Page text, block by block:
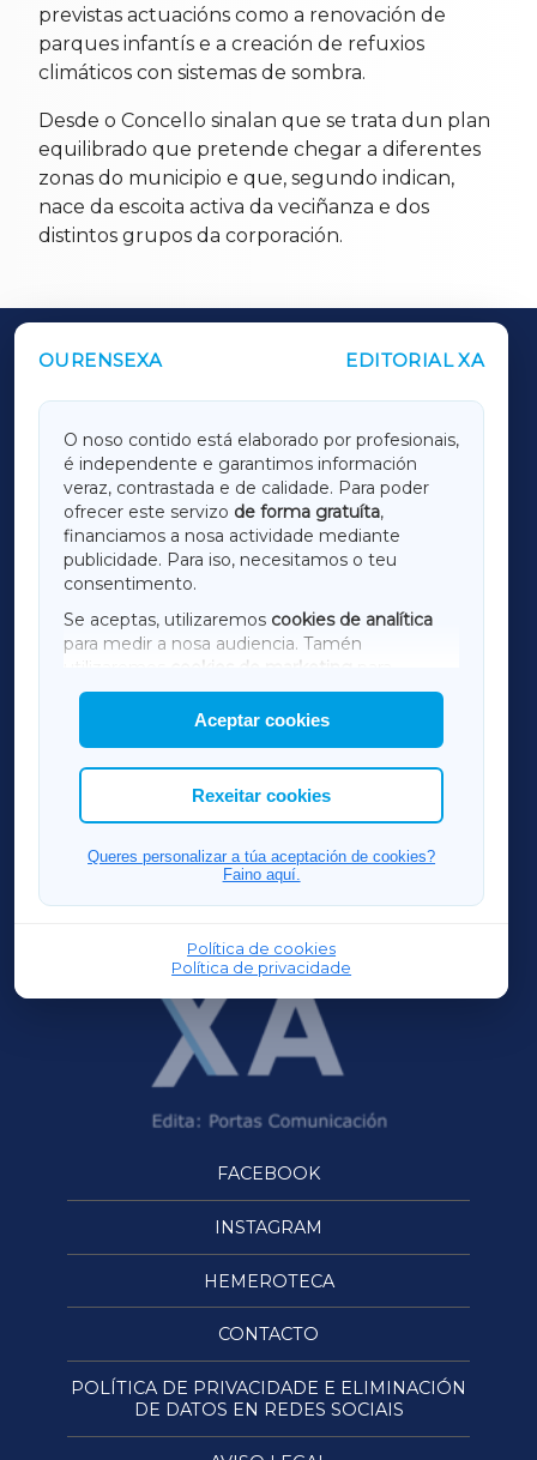
previstas actuacións como a renovación de
parques infantís e a creación de refuxios
climáticos con sistemas de sombra.
Desde o Concello sinalan que se trata dun plan
equilibrado que pretende chegar a diferentes
zonas do municipio e que, segundo indican,
nace da escoita activa da veciñanza e dos
distintos grupos da corporación.
OURENSEXA EDITORIAL XA
O noso contido está elaborado por profesionais,
é independente e garantimos información
veraz, contrastada e de calidade. Para poder
ofrecer este servizo de forma gratuíta,
financiamos a nosa actividade mediante
publicidade. Para iso, necesitamos o teu
consentimento.
Se aceptas, utilizaremos cookies de analítica
para medir a nosa audiencia. Tamén
utilizaremos
cookies de marketing
mostrar publicidade de terceiros.
Así mesmo, podes personalizar a elección das
cookies que desexas permitir.
Aceptar cookies
Rexeitar cookies
Queres personalizar a túa aceptación de cookies?
Faino aquí.
Política de cookies
Política de privacidade
OUTROS PERIÓDICOS
LUGOXA
TERRACHAXA
AMARIÑAXA
RIBEIRASACRAXA
ACORUÑAXA
FERROLXA
OURENSEXA
FACEBOOK
INSTAGRAM
HEMEROTECA
CONTACTO
POLÍTICA DE PRIVACIDADE E ELIMINACIÓN
DE DATOS EN REDES SOCIAIS